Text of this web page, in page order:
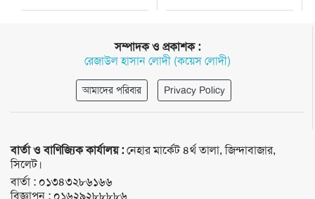
সম্পাদক ও প্রকাশক :
রেজাউল হাসান লোদী (কয়েস লোদী)
আমাদের পরিবার Privacy Policy
বার্তা ও বাণিজ্যিক কার্যালয় :নেহার মার্কেট ৪র্থ তালা, জিন্দাবাজার,
সিলেট।
বার্তা : ০১৩৪৩২৮৬১৬৬
বিজ্ঞাপন : ০১৬২৯২৮৮৮৮৬